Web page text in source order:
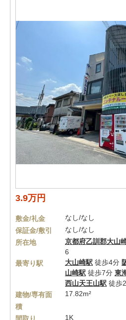
3.9万円
敷金/礼金
なし/なし
保証金/敷引
なし/なし
所在地
京都府乙訓郡大山
6
最寄り駅
大山崎駅 徒歩4分
山崎駅 徒歩7分 東
西山天王山駅 徒歩
建物/専有面
積
17.82m²
1K